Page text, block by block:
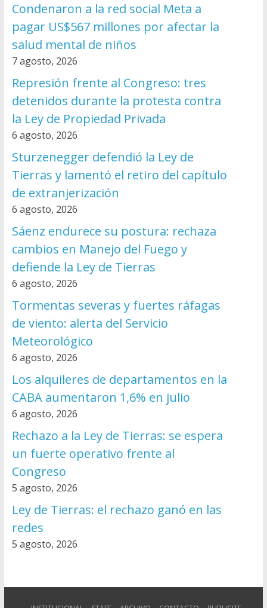
Condenaron a la red social Meta a
pagar US$567 millones por afectar la
salud mental de niños
7 agosto, 2026
Represión frente al Congreso: tres
detenidos durante la protesta contra
la Ley de Propiedad Privada
6 agosto, 2026
Sturzenegger defendió la Ley de
Tierras y lamentó el retiro del capítulo
de extranjerización
6 agosto, 2026
Sáenz endurece su postura: rechaza
cambios en Manejo del Fuego y
defiende la Ley de Tierras
6 agosto, 2026
Tormentas severas y fuertes ráfagas
de viento: alerta del Servicio
Meteorológico
6 agosto, 2026
Los alquileres de departamentos en la
CABA aumentaron 1,6% en julio
6 agosto, 2026
Rechazo a la Ley de Tierras: se espera
un fuerte operativo frente al
Congreso
5 agosto, 2026
Ley de Tierras: el rechazo ganó en las
redes
5 agosto, 2026